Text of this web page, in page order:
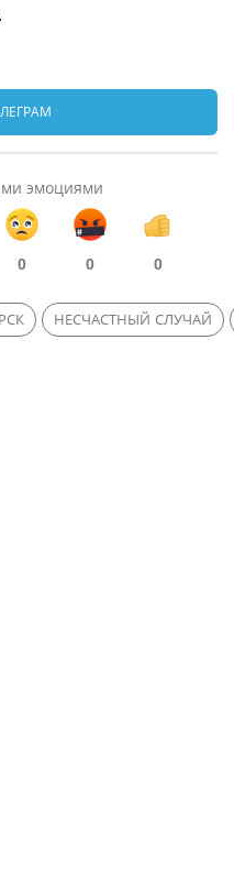
эмоциями
0 0 0
НЕСЧАСТНЫЙ СЛУЧАЙ